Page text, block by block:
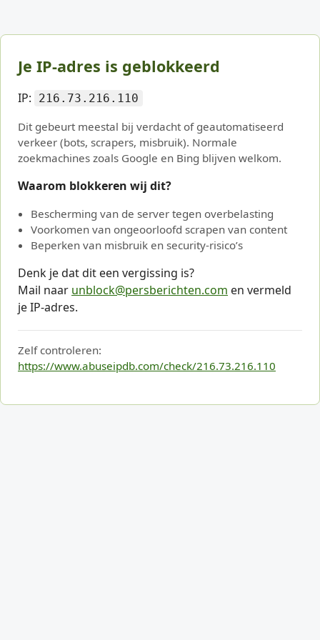
Je IP-adres is geblokkeerd
IP: 216.73.216.110
Dit gebeurt meestal bij verdacht of geautomatiseerd
verkeer (bots, scrapers, misbruik). Normale
zoekmachines zoals Google en Bing blijven welkom.
Waarom blokkeren wij dit?
Bescherming van de server tegen overbelasting
Voorkomen van ongeoorloofd scrapen van content
Beperken van misbruik en security-risico’s
Denk je dat dit een vergissing is?
Mail naar unblock@persberichten.com en vermeld
je IP-adres.
Zelf controleren:
https://www.abuseipdb.com/check/216.73.216.110